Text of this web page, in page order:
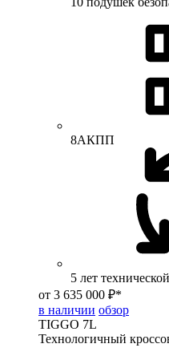
8АКПП
5 лет
от 3 635 000 ₽*
в наличии обзор
TIGGO 7L
Технологичный